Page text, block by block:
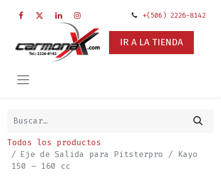
+(506) 2226-8142
IR A LA TIENDA
Todos los productos
Eje de Salida para Pitsterpro / Kayo
150 – 160 cc